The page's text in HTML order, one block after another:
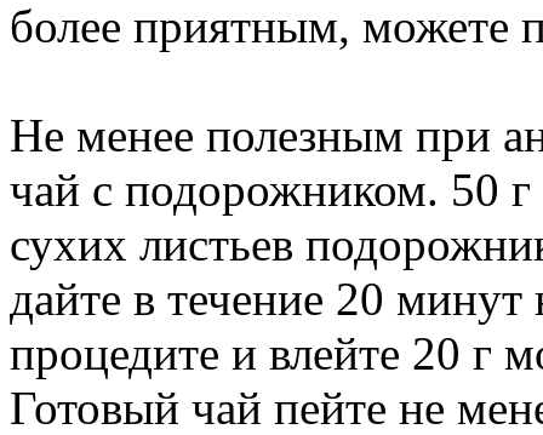
более приятным, можете
Не менее полезным при
чай с подорожником. 50
сухих листьев
дайте в течение 20 минут
процедите и влейте 20 г
Готовый чай пейте не